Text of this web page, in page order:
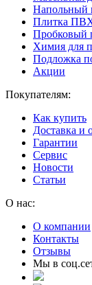
Напольный
Плитка
Пробковый
Химия для
Подложка
Акции
Покупателям:
Как купить
Доставка и
Гарантии
Сервис
Новости
Статьи
О нас:
О компании
Контакты
Отзывы
Мы в